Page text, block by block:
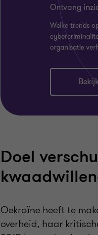
Ontvang
Welke trends
organisatie
Doel
Oekraïne heeft te
overheid, haar